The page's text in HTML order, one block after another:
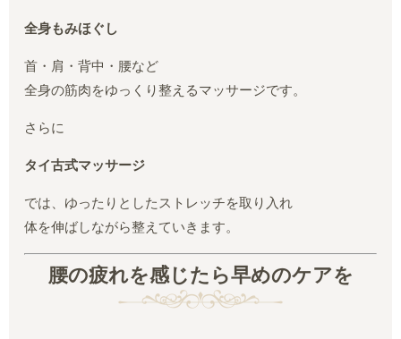
全身もみほぐし
首・肩・背中・腰など
全身の筋肉をゆっくり整えるマッサージです。
さらに
タイ古式マッサージ
では、ゆったりとしたストレッチを取り入れ
体を伸ばしながら整えていきます。
腰の疲れを感じたら早めのケアを